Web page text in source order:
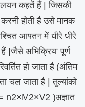
कहतें हैं | जिसकी
करनी होती है उसे मानक
आयतन में धीरे धीरे
|जैसे अभिक्रिया पूर्ण
हो जाता है (अंतिम
चल जाता है | तुल्यांको
n2×M2×V2 )अज्ञात